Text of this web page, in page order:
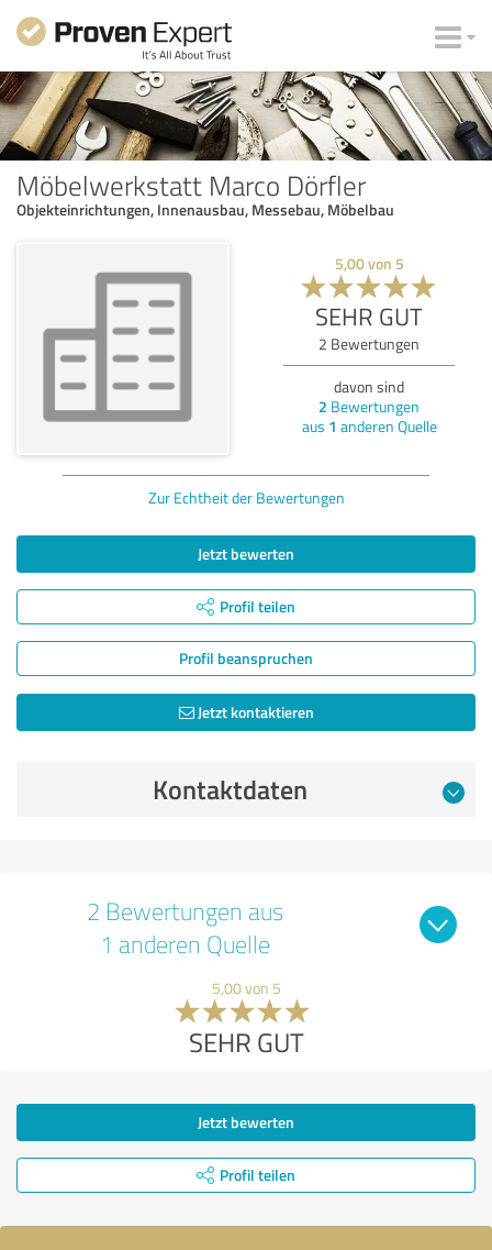
Möbelwerkstatt Marco Dörfler
Objekteinrichtungen, Innenausbau, Messebau, Möbelbau
5,00von 5
SEHR GUT
2 Bewertungen
davon sind
2 Bewertungen
aus 1 anderen Quelle
Zur Echtheit der Bewertungen
Jetzt bewerten
Profil teilen
Profil beanspruchen
Jetzt kontaktieren
Kontaktdaten
2 Bewertungen aus
1 anderen Quelle
5,00 von 5
SEHR GUT
Jetzt bewerten
Profil teilen